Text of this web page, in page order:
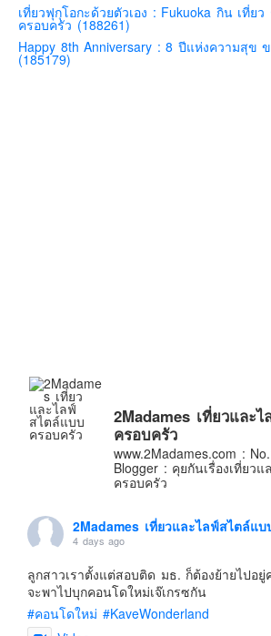
ฮอกไกโด
เอเชีย
ไต้หวัน
ฟิลิปปินส์
ออสเตรเลีย
ร้านอร่อย
Beauty Review
รีวิวสายการบิน
เที่ยวฟุกุโอกะด้วยตัวเอง : Fukuoka กิน เที่ย
ครอบครัว (188261)
Happy 8th Anniversary : 8 ปีแห่งความสุข
(185179)
2Madames เที่ยวและ
ครอบครัว
www.2Madames.com :
Blogger : คุยกันเรื่องเที่ยว
ครอบครัว
2Madames เที่ยวและไลฟ์สไตล์แบ
4 days ago
ลูกสาวเราตั้งแต่สอบติด มธ. ก็ต้องย้ายไปอ
จะพาไปบุกคอนโดใหม่เจ๊เกรซกัน
#คอนโดใหม่ #KaveWonderland